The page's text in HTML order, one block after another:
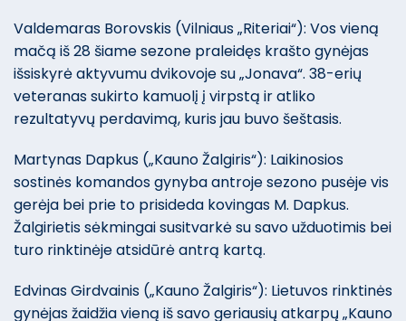
Valdemaras Borovskis (Vilniaus „Riteriai“): Vos vieną
mačą iš 28 šiame sezone praleidęs krašto gynėjas
išsiskyrė aktyvumu dvikovoje su „Jonava“. 38-erių
veteranas sukirto kamuolį į virpstą ir atliko
rezultatyvų perdavimą, kuris jau buvo šeštasis.
Martynas Dapkus („Kauno Žalgiris“): Laikinosios
sostinės komandos gynyba antroje sezono pusėje vis
gerėja bei prie to prisideda kovingas M. Dapkus.
Žalgirietis sėkmingai susitvarkė su savo užduotimis bei
turo rinktinėje atsidūrė antrą kartą.
Edvinas Girdvainis („Kauno Žalgiris“): Lietuvos rinktinės
gynėjas žaidžia vieną iš savo geriausių atkarpų „Kauno